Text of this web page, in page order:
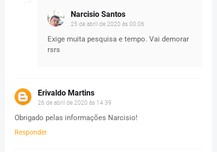
Narcisio Santos
25 de abril de 2020 às 00:06
Exige muita pesquisa e tempo. Vai demorar
rsrs
Erivaldo Martins
26 de abril de 2020 às 14:39
Obrigado pelas informações Narcisio!
Responder